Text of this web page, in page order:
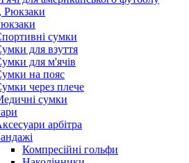
Рюкзаки
сумки
для взуття
для м'ячів
на пояс
через плече
сумки
арбітра
Компресійні гольфи